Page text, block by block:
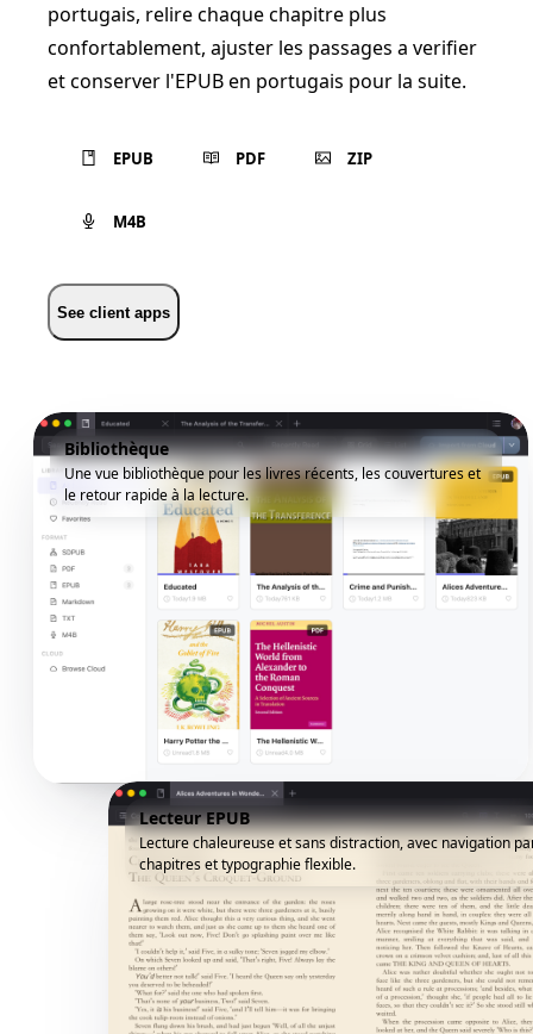
portugais, relire chaque chapitre plus
confortablement, ajuster les passages a verifier
et conserver l'EPUB en portugais pour la suite.
EPUB PDF ZIP
M4B
See client apps
Bibliothèque
Une vue bibliothèque pour les livres récents, les couvertures et
le retour rapide à la lecture.
Lecteur EPUB
Lecture chaleureuse et sans distraction, avec navigation
chapitres et typographie flexible.